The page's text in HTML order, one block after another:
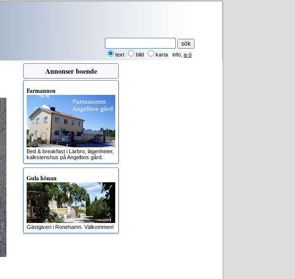
text bild karta info a-ö
Annonser boende
Farmannen
Bed & breakfast i Lärbro, lägenheter,
kalkstenshus på Angelbos gård.
Gula hönan
Gästgiveri i Ronehamn. Välkommen!